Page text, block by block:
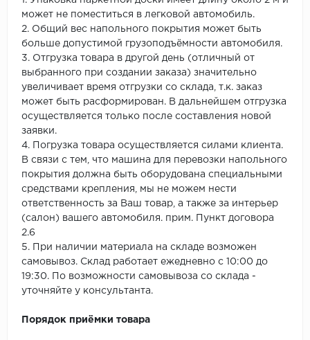
может не поместиться в легковой автомобиль.
2. Общий вес напольного покрытия может быть
больше допустимой грузоподъёмности автомобиля.
3. Отгрузка товара в другой день (отличный от
выбранного при создании заказа) значительно
увеличивает время отгрузки со склада, т.к. заказ
может быть расформирован. В дальнейшем отгрузка
осуществляется только после составления новой
заявки.
4. Погрузка товара осуществляется силами клиента.
В связи с тем, что машина для перевозки напольного
покрытия должна быть оборудована специальными
средствами крепления, мы не можем нести
ответственность за Ваш товар, а также за интерьер
(салон) вашего автомобиля. прим. Пункт договора
2.6
5. При наличии материала на складе возможен
самовывоз. Склад работает ежедневно с 10:00 до
19:30. По возможности самовывоза со склада -
уточняйте у консультанта.
Порядок приёмки товара